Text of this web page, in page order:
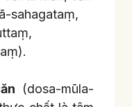
sahagataṃ,
(dosa-mūla-